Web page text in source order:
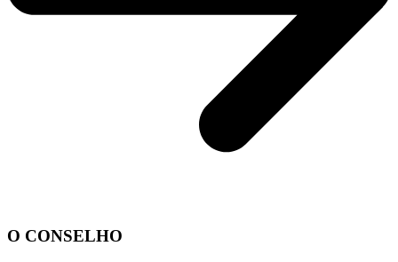
O CONSELHO